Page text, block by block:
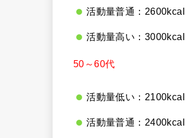
活動量普通：2600kcal
活動量高い：3000kcal
50～60代
活動量低い：2100kcal
活動量普通：2400kcal